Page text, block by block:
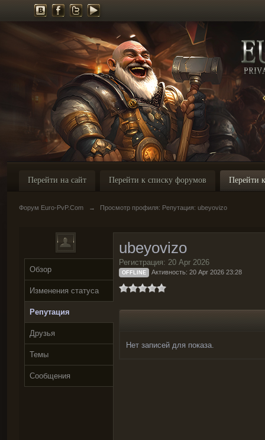
Перейти на сайт Перейти к списку форумов Перейти
Форум Euro-PvP.Com → Просмотр профиля: Репутация: ubeyovizo
Обзор
Изменения статуса
Репутация
Друзья
Темы
Сообщения
ubeyovizo
Регистрация: 20 Apr 2026
OFFLINE Активность: 20 Apr 2026 23:28
Нет записей для показа.